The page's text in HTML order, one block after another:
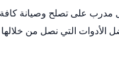
مدرب على تصلح وصيانة كافة
الأدوات التي نصل من خلالها